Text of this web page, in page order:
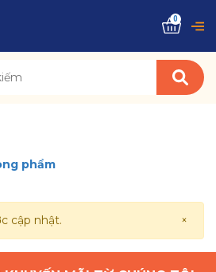
0
phẩm
×
cập nhật.